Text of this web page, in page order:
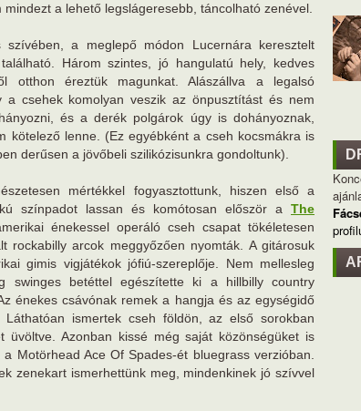
a lehető legslágeresebb, táncolható zenével.
a meglepő módon Lucernára keresztelt
Három szintes, jó hangulatú hely, kedves
otthon éreztük magunkat. Alászállva a legalsó
a csehek komolyan veszik az önpusztítást és nem
és a derék polgárok úgy is dohányoznak,
kötelező lenne. (Ez egyébként a cseh kocsmákra is
derűsen a jövőbeli szilikózisunkra gondoltunk).
mértékkel fogyasztottunk, hiszen első a
színpadot lassan és komótosan először a The
énekessel operáló cseh csapat tökéletesen
arcok meggyőzően nyomták. A gitárosuk
gimis vigjátékok jófiú-szereplője. Nem mellesleg
swinges betéttel egészítette ki a hillbilly country
énekes csávónak remek a hangja és az egységidő
ismertek cseh földön, az első sorokban
üvöltve. Azonban kissé még saját közönségüket is
Motörhead Ace Of Spades-ét bluegrass verzióban.
zenekart ismerhettünk meg, mindenkinek jó szívvel